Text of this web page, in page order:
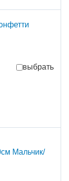
выбрать
Мальчик/